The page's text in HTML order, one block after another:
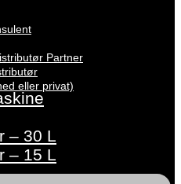
Partner
eller privat)
– 30 L
– 15 L